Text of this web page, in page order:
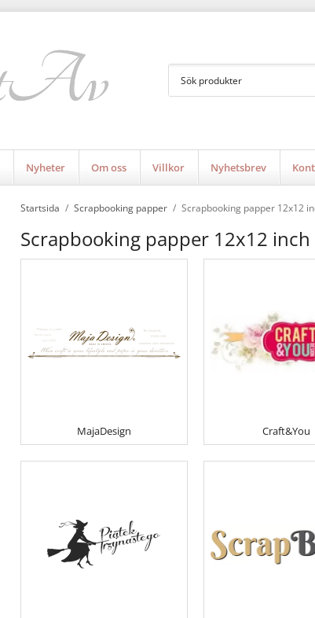
Nyheter Om oss Villkor Nyhetsbrev
Startsida / Scrapbooking papper / Scrapbooking papper 12x12
Scrapbooking papper 12x12 inch
MajaDesign Craft&You